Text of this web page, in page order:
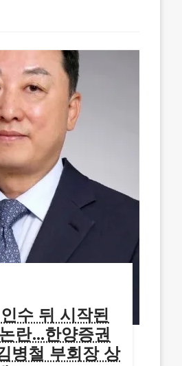
수 뒤 시작된
란…한양증권
병철 부회장 상